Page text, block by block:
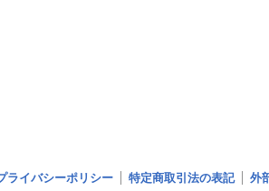
ライバシーポリシー 特定商取引法の表記 外